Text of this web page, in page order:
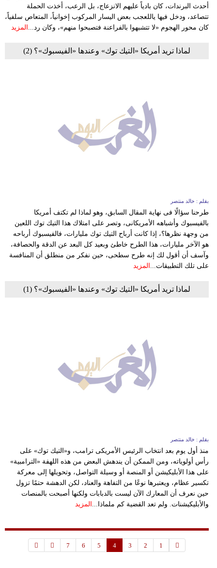
أحدث البرندات، كان بادياً عليهم الانزعاج، بل الرعب، أخذت الحملة
تتصاعد، ودخل فيها ياللعجب بعض اليسار المركوب إخوانياً، المتعاص سلفياً،
كان محور الهجوم «لا تتشبهوا بالفراعنة فتصبحوا منهم»، وكان رد... المزيد
لماذا تريد أمريكا «التيك توك» وعندها «الفيسبوك»؟ (2)
بقلم : خالد منتصر
طرحنا سؤالًا فى نهاية المقال السابق، وهو لماذا لم تكتف أمريكا
بالفيسبوك وأشباهه الأمريكانى، وتصر على امتلاك هذا التيك توك اللعين
من وجهة نظرها؟، إذا كانت أرباح التيك توك مليارات، فالفيسبوك أرباحه
هو الآخر مليارات، هذا الطرح خاطئ وبعيد كل البعد عن الدقة والحصافة،
وآسف أن أقول لك إنه طرح سطحى، حين نفكر من منطلق أن المنافسة
على تلك التطبيقات... المزيد
لماذا تريد أمريكا «التيك توك» وعندها «الفيسبوك»؟ (1)
بقلم : خالد منتصر
منذ أول يوم بعد انتخاب الرئيس الأمريكى ترامب، و«التيك توك» على
رأس أولوياته، ومن الممكن أن يندهش البعض من هذه اللهفة «الترامبية»
على هذا الأبليكيشن أو المنصة أو وسيلة التواصل، وتحويلها إلى معركة
تكسير عظام، ويعتبرها نوعًا من التفاهة والعناد، لكن الدهشة حتمًا تزول
حين نعرف أن المعارك الآن ليست بالدبابات ولكنها أصبحت بالمنصات
والأبليكيشنات. ولم تعد القضية كم ملماذا... المزيد
1
2
3
4
5
6
7